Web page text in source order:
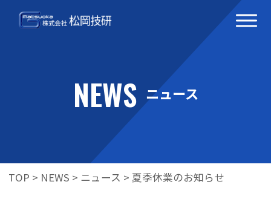
NEWS ニュース
TOP > NEWS > ニュース > 夏季休業のお知らせ